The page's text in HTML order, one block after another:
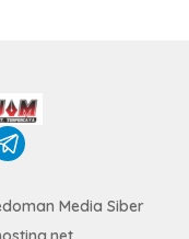
Media Siber